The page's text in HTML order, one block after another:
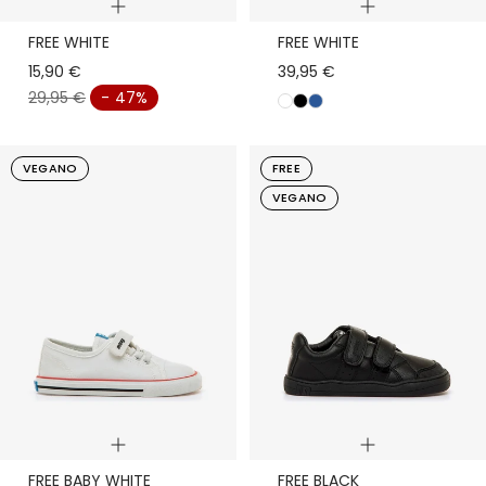
Quick
FREE WHITE
15,90 €
29,95 €
- 47%
Quick
FREE WHITE
39,95 €
b
a
n
c
n
g
r
o
a
u
l
VEGANO
Quick
FREE BABY WHITE
FREE
VEGANO
Quick
FREE BLACK